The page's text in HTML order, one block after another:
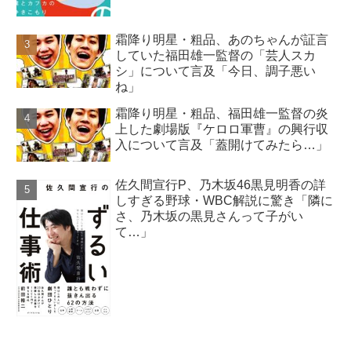
霜降り明星・粗品、あのちゃんが証言
していた福田雄一監督の「芸人スカ
シ」について言及「今日、調子悪い
ね」
霜降り明星・粗品、福田雄一監督の炎
上した劇場版『ケロロ軍曹』の興行収
入について言及「蓋開けてみたら…」
佐久間宣行P、乃木坂46黒見明香の詳
しすぎる野球・WBC解説に驚き「隣に
さ、乃木坂の黒見さんって子がい
て…」